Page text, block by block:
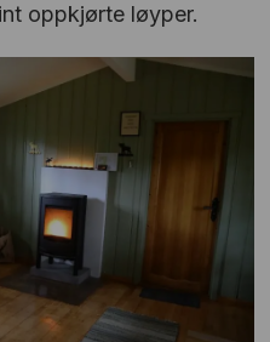
oppkjørte løyper.